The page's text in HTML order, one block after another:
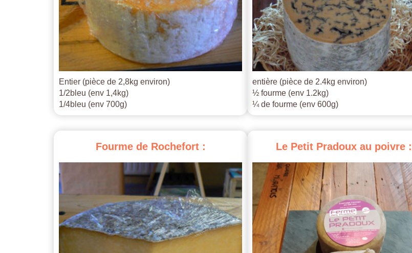
Entier (pièce de 2,8kg environ)
1/2bleu (env 1,4kg)
1/4bleu (env 700g)
entière (pièce de 2.4kg environ)
½ fourme (env 1.2kg)
¼ de fourme (env 600g)
Fourme de Rochefort : Le Petit Pradoux au poivre :